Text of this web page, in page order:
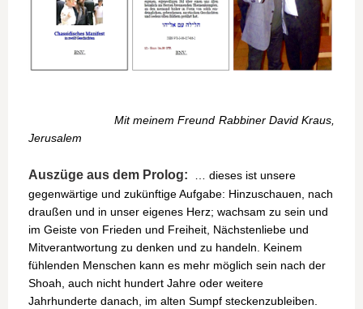
Mit meinem Freund Rabbiner David Kraus,
Jerusalem
Auszüge aus dem Prolog:
… dieses ist unsere
gegenwärtige und zukünftige Aufgabe: Hinzuschauen, nach
draußen und in unser eigenes Herz; wachsam zu sein und
im Geiste von Frieden und Freiheit, Nächstenliebe und
Mitverantwortung zu denken und zu handeln. Keinem
fühlenden Menschen kann es mehr möglich sein nach der
Shoah, auch nicht hundert Jahre oder weitere
Jahrhunderte danach, im alten Sumpf steckenzubleiben.